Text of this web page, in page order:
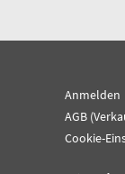
Anmelden
AGB
Cookie-